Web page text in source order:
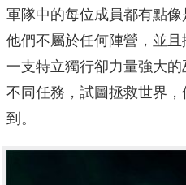
軍隊中的每位成員都有點像
他們不屬於任何陣營，並且
一支特立獨行卻力量強大的
不同任務，試圖拯救世界，
到。